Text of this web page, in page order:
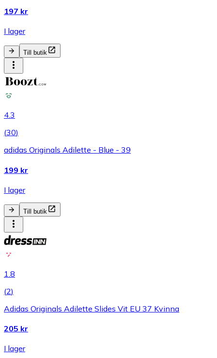
197 kr
I lager
Till butik
4.3
(30)
adidas Originals Adilette - Blue - 39
199 kr
I lager
Till butik
1.8
(2)
Adidas Originals Adilette Slides Vit EU 37 Kvinna
205 kr
I lager